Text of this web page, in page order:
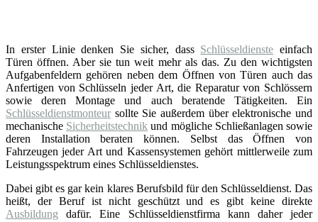
In erster Linie denken Sie sicher, dass Schlüsseldienste einfach
Türen öffnen. Aber sie tun weit mehr als das. Zu den wichtigsten
Aufgabenfeldern gehören neben dem Öffnen von Türen auch das
Anfertigen von Schlüsseln jeder Art, die Reparatur von Schlössern
sowie deren Montage und auch beratende Tätigkeiten. Ein
Schlüsseldienstmonteur sollte Sie außerdem über elektronische und
mechanische Sicherheitstechnik und mögliche Schließanlagen sowie
deren Installation beraten können. Selbst das Öffnen von
Fahrzeugen jeder Art und Kassensystemen gehört mittlerweile zum
Leistungsspektrum eines Schlüsseldienstes.
Dabei gibt es gar kein klares Berufsbild für den Schlüsseldienst. Das
heißt, der Beruf ist nicht geschützt und es gibt keine direkte
Ausbildung dafür. Eine Schlüsseldienstfirma kann daher jeder